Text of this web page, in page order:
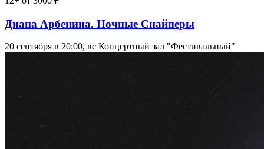
Диана Арбенина. Ночные Снайперы
20 сентября в 20:00, вс Концертный зал "Фестивальный"